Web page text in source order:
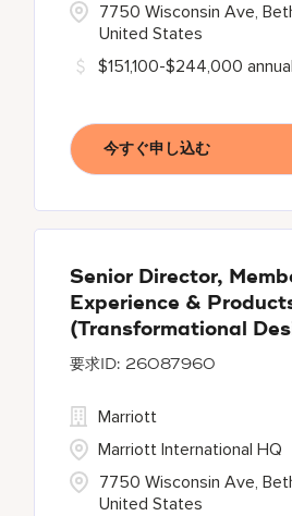
7750 Wisconsin Ave,
United States
$151,100-$244,000
今すぐ申し込む
Senior Director,
Experience &
(Transformational
26087960
7750 Wisconsin Ave,
United States
Marriott
Marriott International HQ